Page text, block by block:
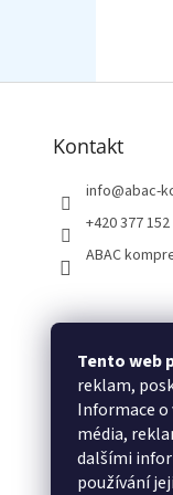
Tento web
reklam,
Informace
média,
dalšími
používání
Kontakt
info@abac-
+420 377 152
ABAC